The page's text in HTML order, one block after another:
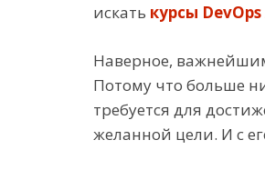
искать курсы
Наверное,
Потому что больше
требуется для
желанной цели. И с